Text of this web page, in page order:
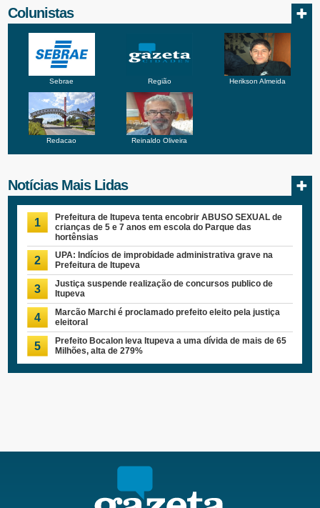
Colunistas
Sebrae Região Herikson Almeida
Redacao Reinaldo Oliveira
Notícias Mais Lidas
1
Prefeitura de Itupeva tenta encobrir ABUSO SEXUAL de
crianças de 5 e 7 anos em escola do Parque das
hortênsias
2
UPA: Indícios de improbidade administrativa grave na
Prefeitura de Itupeva
3
Justiça suspende realização de concursos publico de
Itupeva
4
Marcão Marchi é proclamado prefeito eleito pela justiça
eleitoral
5
Prefeito Bocalon leva Itupeva a uma dívida de mais de 65
Milhões, alta de 279%